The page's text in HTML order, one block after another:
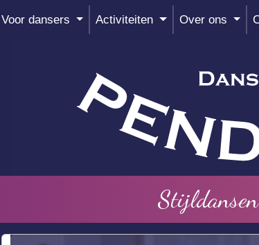
Voor dansers Activiteiten Over ons